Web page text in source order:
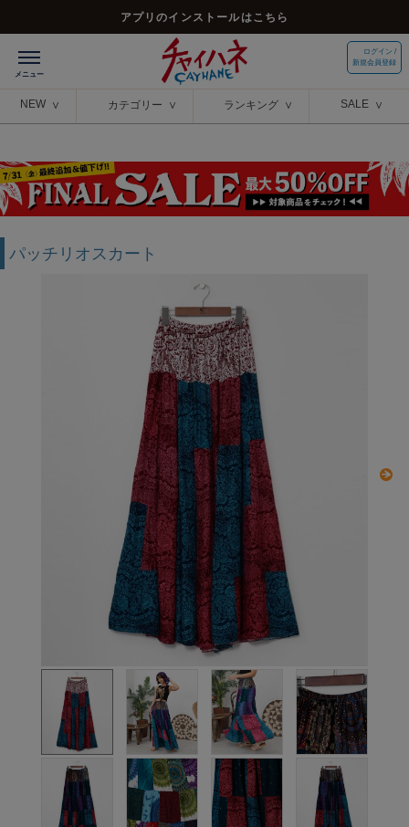
アプリのインストールはこちら
ログイン /
新規会員登録
NEW カテゴリー ランキング SALE
パッチリオスカート